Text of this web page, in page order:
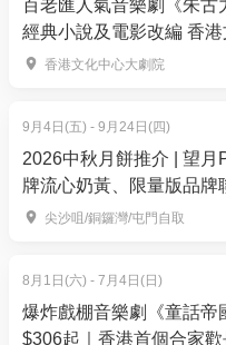
3. 7折起 | 8月自助午餐|
兒童：$231| 原價: $316.8
長者：$287| 原價:
75折優惠 | 適用於週五
兒童：$245| 原價: $316.8
長者：$305| 原價:
分」。揀啱心水活動，
再賺，賺完再買、再食
百老匯人氣音樂劇《朱古
經典小說及電影改編 香
香港文化中心大劇院
9月4日(五) - 9月24日(四)
2026中秋月餅推介 | 望月
牌流心奶黃、限量版品牌
換領尖沙咀/銅鑼灣/屯門自取
8月1日(六) - 7月4日(日)
爆炸戲棚音樂劇《童話帝
$306起｜香港首個合家